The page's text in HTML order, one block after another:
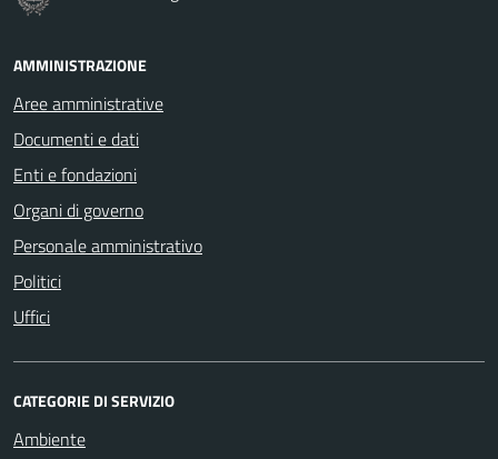
AMMINISTRAZIONE
Aree amministrative
Documenti e dati
Enti e fondazioni
Organi di governo
Personale amministrativo
Politici
Uffici
CATEGORIE DI SERVIZIO
Ambiente